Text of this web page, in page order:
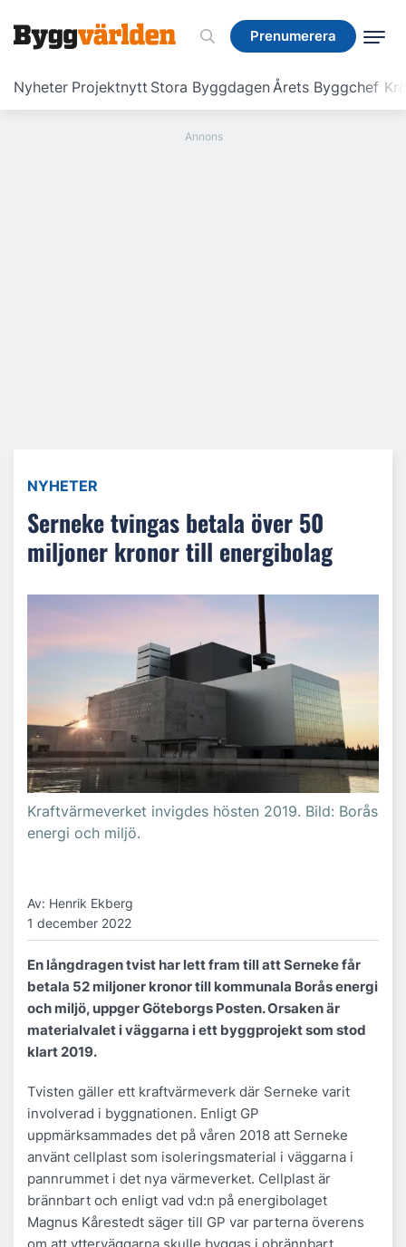
Prenumerera
Nyheter Projektnytt Stora ByggdagenÅrets Byggchef
Prenumerera
NYHETER
Serneke tvingas betala över 50
miljoner kronor till energibolag
Kraftvärmeverket invigdes hösten 2019. Bild: Borås
energi och miljö.
Av: Henrik Ekberg
1 december 2022
En långdragen tvist har lett fram till att Serneke får
betala 52 miljoner kronor till kommunala Borås energi
och miljö, uppger Göteborgs Posten. Orsaken är
materialvalet i väggarna i ett byggprojekt som stod
klart 2019.
Tvisten gäller ett kraftvärmeverk där Serneke varit
involverad i byggnationen. Enligt GP
uppmärksammades det på våren 2018 att Serneke
använt cellplast som isoleringsmaterial i väggarna i
pannrummet i det nya värmeverket. Cellplast är
brännbart och enligt vad vd:n på energibolaget
Magnus Kårestedt säger till GP var parterna överens